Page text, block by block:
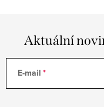
Aktuální
E-mail